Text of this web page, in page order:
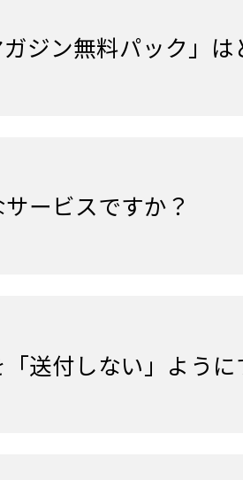
ガジン無料パック」
ービスですか？
送付しない」よう